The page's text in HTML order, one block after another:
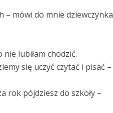
– mówi do mnie dziewczynka
lubiłam chodzić.
się uczyć czytać i pisać –
rok pójdziesz do szkoły –